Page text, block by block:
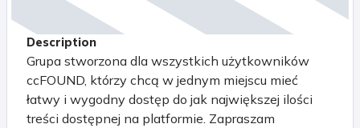
Description
Grupa stworzona dla wszystkich użytkowników
ccFOUND, którzy chcą w jednym miejscu mieć
łatwy i wygodny dostęp do jak największej ilości
treści dostępnej na platformie. Zapraszam